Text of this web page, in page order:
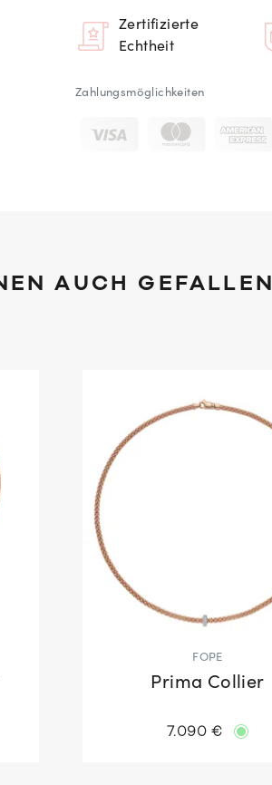
Zertifizierte
Echtheit
Zahlungsmöglichkeiten
AUCH GEFALLEN
FOPE
Prima Collier
7.090 €